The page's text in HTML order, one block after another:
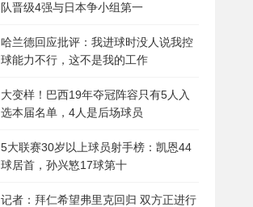
队晋级4强与日本争小组第一
哈兰德回应批评：我进球时没人说我控
球能力不行，这不是我的工作
大变样！巴西19年夺冠阵容只有5人入
选本届名单，4人是后场球员
5大联赛30岁以上球员射手榜：凯恩44
球居首，孙兴慜17球第十
记者：拜仁希望弗里克回归 双方正进行